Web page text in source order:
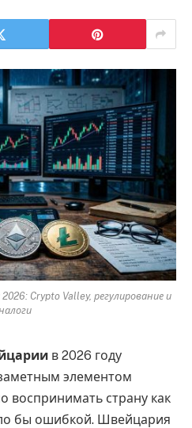
Crypto Valley, регулирование и
в 2026 году
элементом
воспринимать страну как
бы ошибкой. Швейцария